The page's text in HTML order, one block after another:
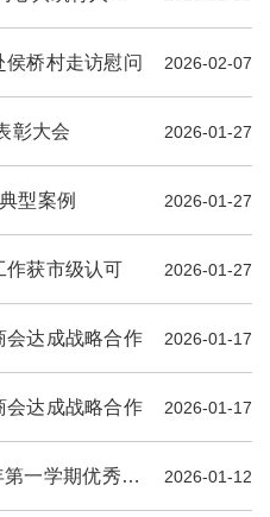
侯桥村走访慰问 2026-02-07
彰大会 2026-01-27
型案例 2026-01-27
作获市级认可 2026-01-27
会达成战略合作 2026-01-17
会达成战略合作 2026-01-17
我校隆重举行2025-2026学年第一学期优秀学生干部表彰大会 2026-01-12